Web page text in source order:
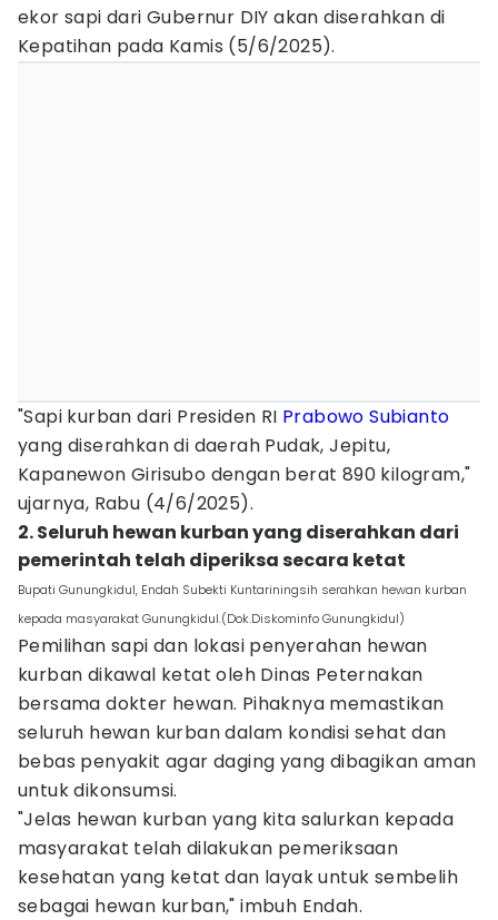
ekor sapi dari Gubernur DIY akan diserahkan di
Kepatihan pada Kamis (5/6/2025).
"Sapi kurban dari Presiden RI Prabowo Subianto
yang diserahkan di daerah Pudak, Jepitu,
Kapanewon Girisubo dengan berat 890 kilogram,"
ujarnya, Rabu (4/6/2025).
2. Seluruh hewan kurban yang diserahkan dari
pemerintah telah diperiksa secara ketat
Bupati Gunungkidul, Endah Subekti Kuntariningsih serahkan hewan kurban
kepada masyarakat Gunungkidul.(Dok.Diskominfo Gunungkidul)
Pemilihan sapi dan lokasi penyerahan hewan
kurban dikawal ketat oleh Dinas Peternakan
bersama dokter hewan. Pihaknya memastikan
seluruh hewan kurban dalam kondisi sehat dan
bebas penyakit agar daging yang dibagikan aman
untuk dikonsumsi.
"Jelas hewan kurban yang kita salurkan kepada
masyarakat telah dilakukan pemeriksaan
kesehatan yang ketat dan layak untuk sembelih
sebagai hewan kurban," imbuh Endah.